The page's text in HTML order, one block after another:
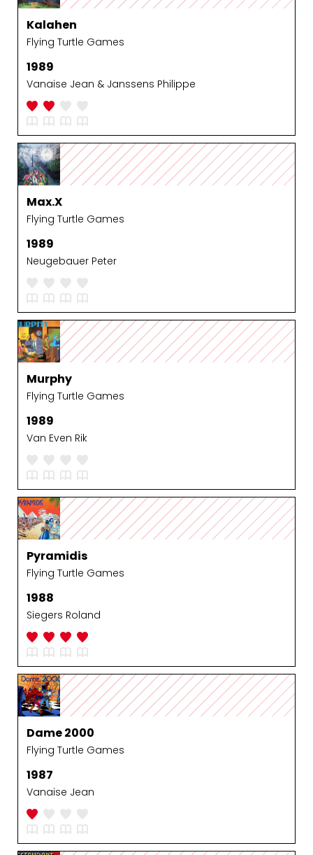
Kalahen
Flying Turtle Games
1989
Vanaise Jean & Janssens Philippe
Max.X
Flying Turtle Games
1989
Neugebauer Peter
Murphy
Flying Turtle Games
1989
Van Even Rik
Pyramidis
Flying Turtle Games
1988
Siegers Roland
Dame 2000
Flying Turtle Games
1987
Vanaise Jean